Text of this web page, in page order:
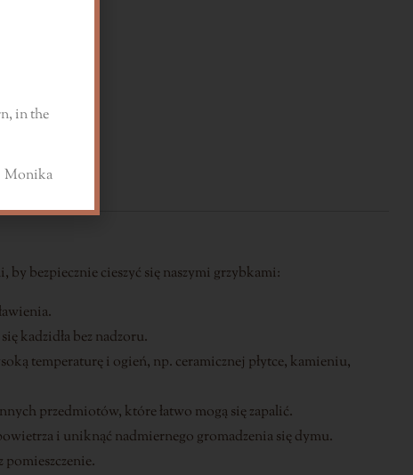
bezpiecznie cieszyć się naszymi grzybkami:
kadzidła bez nadzoru.
temperaturę i ogień, np. ceramicznej płytce, kamieniu,
przedmiotów, które łatwo mogą się zapalić.
i uniknąć nadmiernego gromadzenia się dymu.
pomieszczenie.
in the